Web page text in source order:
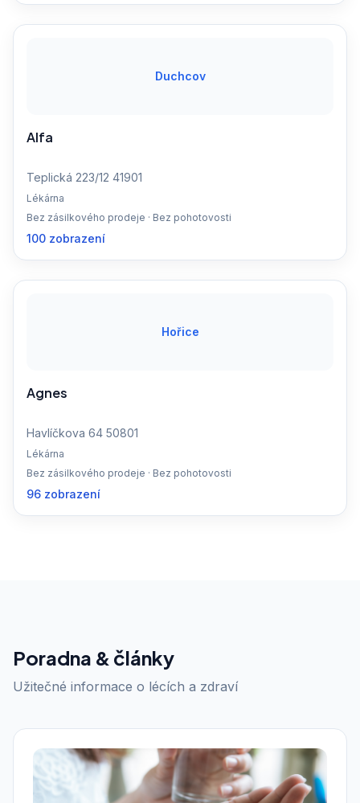
Duchcov
Alfa
Teplická 223/12 41901
Lékárna
Bez zásilkového prodeje · Bez pohotovosti
100 zobrazení
Hořice
Agnes
Havlíčkova 64 50801
Lékárna
Bez zásilkového prodeje · Bez pohotovosti
96 zobrazení
Poradna & články
Užitečné informace o lécích a zdraví